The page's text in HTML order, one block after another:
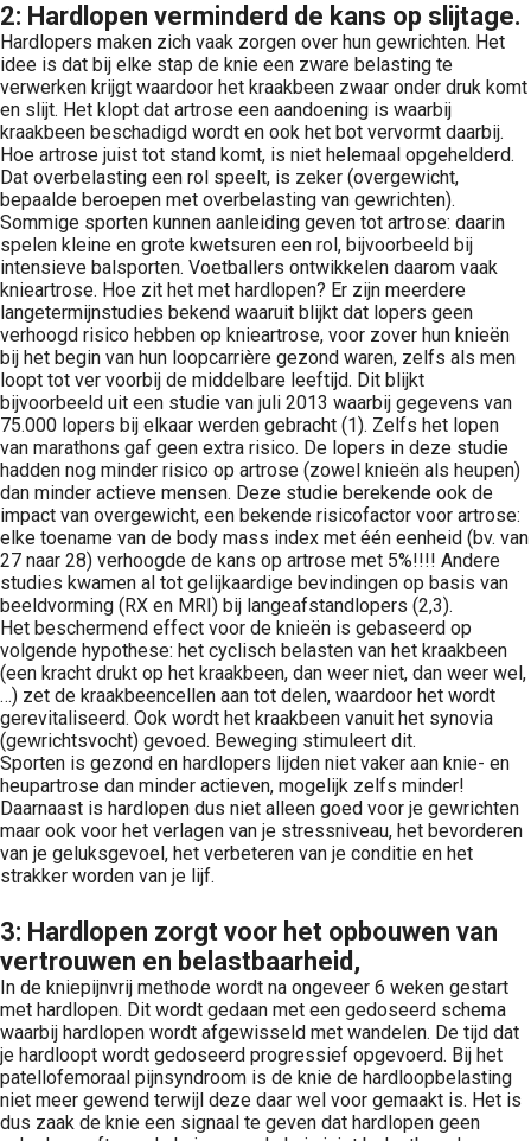
2: Hardlopen verminderd de kans op slijtage.
Hardlopers maken zich vaak zorgen over hun gewrichten. Het
idee is dat bij elke stap de knie een zware belasting te
verwerken krijgt waardoor het kraakbeen zwaar onder druk komt
en slijt. Het klopt dat artrose een aandoening is waarbij
kraakbeen beschadigd wordt en ook het bot vervormt daarbij.
Hoe artrose juist tot stand komt, is niet helemaal opgehelderd.
Dat overbelasting een rol speelt, is zeker (overgewicht,
bepaalde beroepen met overbelasting van gewrichten).
Sommige sporten kunnen aanleiding geven tot artrose: daarin
spelen kleine en grote kwetsuren een rol, bijvoorbeeld bij
intensieve balsporten. Voetballers ontwikkelen daarom vaak
knieartrose. Hoe zit het met hardlopen? Er zijn meerdere
langetermijnstudies bekend waaruit blijkt dat lopers geen
verhoogd risico hebben op knieartrose, voor zover hun knieën
bij het begin van hun loopcarrière gezond waren, zelfs als men
loopt tot ver voorbij de middelbare leeftijd. Dit blijkt
bijvoorbeeld uit een studie van juli 2013 waarbij gegevens van
75.000 lopers bij elkaar werden gebracht (1). Zelfs het lopen
van marathons gaf geen extra risico. De lopers in deze studie
hadden nog minder risico op artrose (zowel knieën als heupen)
dan minder actieve mensen. Deze studie berekende ook de
impact van overgewicht, een bekende risicofactor voor artrose:
elke toename van de body mass index met één eenheid (bv. van
27 naar 28) verhoogde de kans op artrose met 5%!!!! Andere
studies kwamen al tot gelijkaardige bevindingen op basis van
beeldvorming (RX en MRI) bij langeafstandlopers (2,3).
Het beschermend effect voor de knieën is gebaseerd op
volgende hypothese: het cyclisch belasten van het kraakbeen
(een kracht drukt op het kraakbeen, dan weer niet, dan weer wel,
…) zet de kraakbeencellen aan tot delen, waardoor het wordt
gerevitaliseerd. Ook wordt het kraakbeen vanuit het synovia
(gewrichtsvocht) gevoed. Beweging stimuleert dit.
Sporten is gezond en hardlopers lijden niet vaker aan knie- en
heupartrose dan minder actieven, mogelijk zelfs minder!
Daarnaast is hardlopen dus niet alleen goed voor je gewrichten
maar ook voor het verlagen van je stressniveau, het bevorderen
van je geluksgevoel, het verbeteren van je conditie en het
strakker worden van je lijf.
3: Hardlopen zorgt voor het opbouwen van
vertrouwen en belastbaarheid,
In de kniepijnvrij methode wordt na ongeveer 6 weken gestart
met hardlopen. Dit wordt gedaan met een gedoseerd schema
waarbij hardlopen wordt afgewisseld met wandelen. De tijd dat
je hardloopt wordt gedoseerd progressief opgevoerd. Bij het
patellofemoraal pijnsyndroom is de knie de hardloopbelasting
niet meer gewend terwijl deze daar wel voor gemaakt is. Het is
dus zaak de knie een signaal te geven dat hardlopen geen